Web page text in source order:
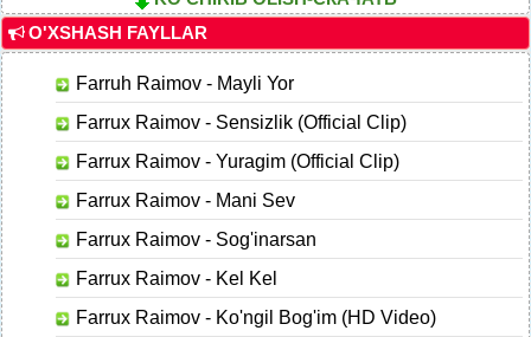
O'XSHASH FAYLLAR
Farruh Raimov - Mayli Yor
Farrux Raimov - Sensizlik (Official Clip)
Farrux Raimov - Yuragim (Official Clip)
Farrux Raimov - Mani Sev
Farrux Raimov - Sog'inarsan
Farrux Raimov - Kel Kel
Farrux Raimov - Ko'ngil Bog'im (HD Video)